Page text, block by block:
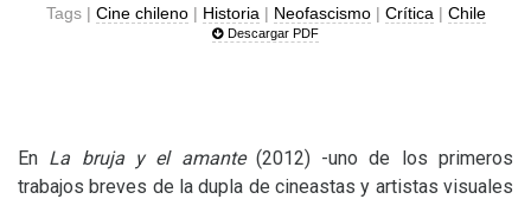
Tags | Cine chileno| Historia | Neofascismo| Crítica | Chile
Descargar PDF
En La bruja y el amante(2012) -uno de los primeros
trabajos breves de la dupla de cineastas y artistas visuales